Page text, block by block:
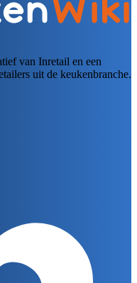
van Inretail en een
uit de keukenbranche.